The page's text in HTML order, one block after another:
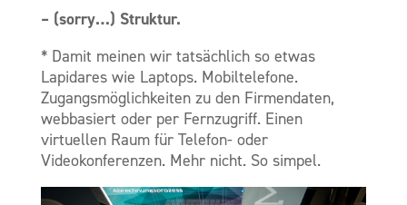
– (sorry…) Struktur.
* Damit meinen wir tatsächlich so etwas
Lapidares wie Laptops. Mobiltelefone.
Zugangsmöglichkeiten zu den Firmendaten,
webbasiert oder per Fernzugriff. Einen
virtuellen Raum für Telefon- oder
Videokonferenzen. Mehr nicht. So simpel.